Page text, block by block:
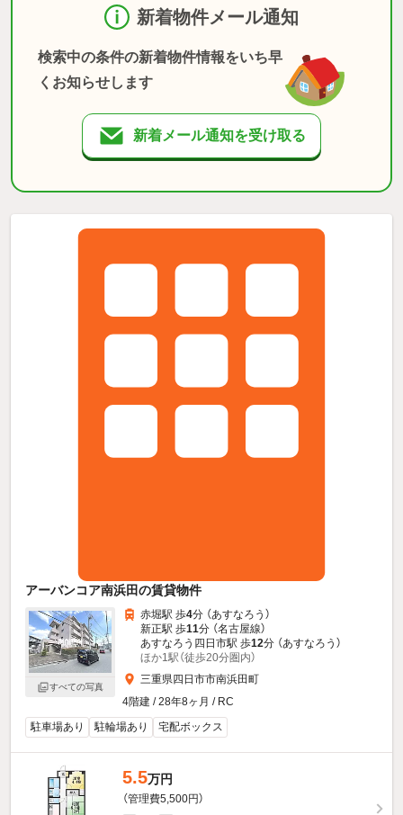
新着物件メール通知
検索中の条件の新着物件情報をいち早
くお知らせします
新着メール通知を受け取る
アーバンコア南浜田の賃貸物件
すべての写真
赤堀駅 歩4分 （あすなろう）
新正駅 歩11分 （名古屋線）
あすなろう四日市駅 歩12分 （あすなろう）
ほか1駅（徒歩20分圏内）
三重県四日市市南浜田町
4階建 / 28年8ヶ月 / RC
駐車場あり
駐輪場あり 宅配ボックス
5.5万円
（管理費5,500円）